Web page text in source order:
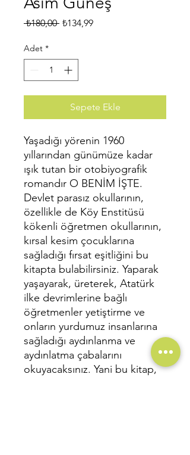
₺180,00 Normal
₺134,99İndirimli
Adet *
Sepete Ekle
Yaşadığı yörenin 1960
yıllarından günümüze kadar
ışık tutan bir otobiyografik
romandır O BENİM İŞTE.
Devlet parasız okullarının,
özellikle de Köy Enstitüsü
kökenli öğretmen okullarının,
kırsal kesim çocuklarına
sağladığı fırsat eşitliğini bu
kitapta bulabilirsiniz. Yaparak
yaşayarak, üreterek, Atatürk
ilke devrimlerine bağlı
öğretmenler yetiştirme ve
onların yurdumuz insanlarına
sağladığı aydınlanma ve
aydınlatma çabalarını
okuyacaksınız. Yani bu kitap,